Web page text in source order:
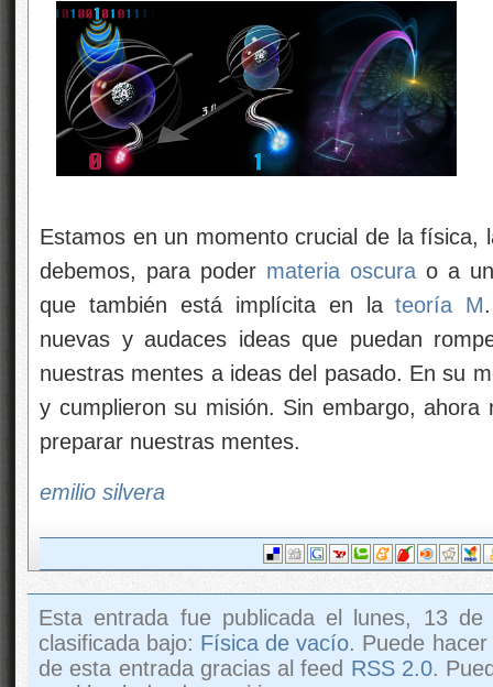
Estamos en un momento crucial de la física,
debemos, para poder materia oscura o a
que también está implícita en lateoría M
nuevas y audaces ideas que puedan
nuestras mentes a ideas del pasado. En su
y cumplieron su misión. Sin embargo,
preparar nuestras mentes.
emilio silvera
Esta entrada fue publicada el lunes, 13
clasificada bajo: Física de vacío. Puede
de esta entrada gracias al feed RSS 2.0.